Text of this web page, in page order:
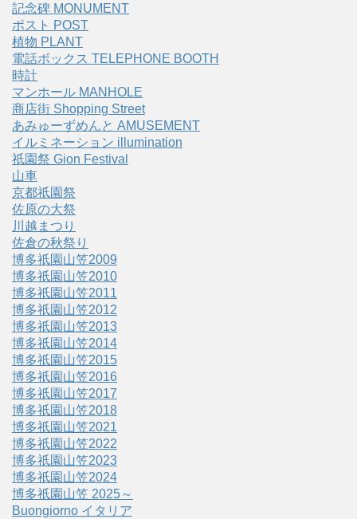
記念碑 MONUMENT
ポスト POST
植物 PLANT
電話ボックス TELEPHONE BOOTH
時計
マンホール MANHOLE
商店街 Shopping Street
あみゅーずめんと AMUSEMENT
イルミネーション illumination
祇園祭 Gion Festival
山車
京都祇園祭
佐原の大祭
川越まつり
佐倉の秋祭り
博多祇園山笠2009
博多祇園山笠2010
博多祇園山笠2011
博多祇園山笠2012
博多祇園山笠2013
博多祇園山笠2014
博多祇園山笠2015
博多祇園山笠2016
博多祇園山笠2017
博多祇園山笠2018
博多祇園山笠2021
博多祇園山笠2022
博多祇園山笠2023
博多祇園山笠2024
博多祇園山笠 2025～
Buongiorno イタリア